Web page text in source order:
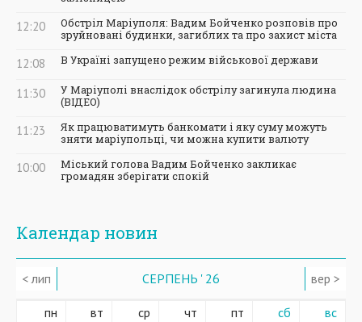
12:20
Обстріл Маріуполя: Вадим Бойченко розповів про
зруйновані будинки, загиблих та про захист міста
12:08 В Україні запущено режим військової держави
11:30
У Маріуполі внаслідок обстрілу загинула людина
(ВІДЕО)
11:23
Як працюватимуть банкомати і яку суму можуть
зняти маріупольці, чи можна купити валюту
10:00
Міський голова Вадим Бойченко закликає
громадян зберігати спокій
Календар новин
< лип СЕРПЕНЬ ' 26 вер >
пн вт ср чт пт сб вс